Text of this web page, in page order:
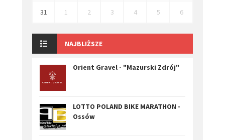
31 1 2 3 4 5 6
NAJBLIŻSZE
Orient Gravel - "Mazurski Zdrój"
LOTTO POLAND BIKE MARATHON -
Ossów